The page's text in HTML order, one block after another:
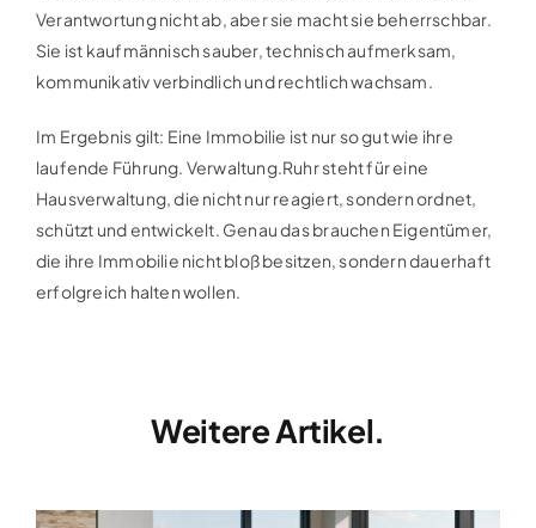
Verantwortung nicht ab, aber sie macht sie beherrschbar.
Sie ist kaufmännisch sauber, technisch aufmerksam,
kommunikativ verbindlich und rechtlich wachsam.
Im Ergebnis gilt: Eine Immobilie ist nur so gut wie ihre
laufende Führung. Verwaltung.Ruhr steht für eine
Hausverwaltung, die nicht nur reagiert, sondern ordnet,
schützt und entwickelt. Genau das brauchen Eigentümer,
die ihre Immobilie nicht bloß besitzen, sondern dauerhaft
erfolgreich halten wollen.
Weitere Artikel.